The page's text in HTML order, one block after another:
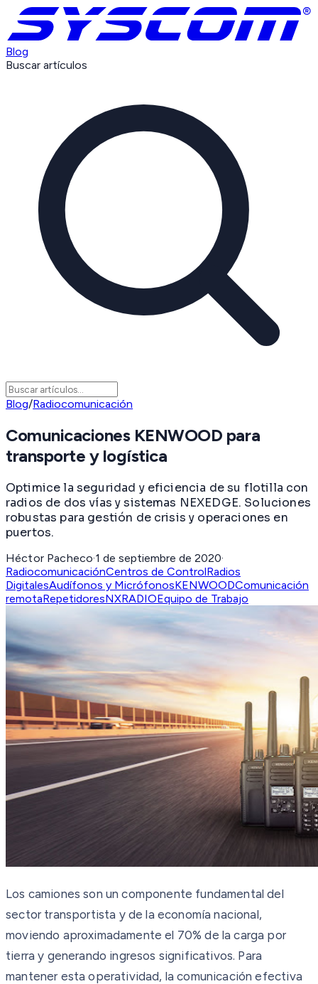
Blog
Buscar artículos
Blog/Radiocomunicación
Comunicaciones KENWOOD para
transporte y logística
Optimice la seguridad y eficiencia de su flotilla con
radios de dos vías y sistemas NEXEDGE. Soluciones
robustas para gestión de crisis y operaciones en
puertos.
Héctor Pacheco·1 de septiembre de 2020·
RadiocomunicaciónCentros de ControlRadios
DigitalesAudífonos y MicrófonosKENWOODComunicación
remotaRepetidoresNXRADIOEquipo de Trabajo
Los camiones son un componente fundamental del
sector transportista y de la economía nacional,
moviendo aproximadamente el 70% de la carga por
tierra y generando ingresos significativos. Para
mantener esta operatividad, la comunicación efectiva